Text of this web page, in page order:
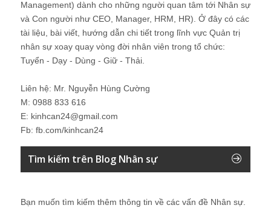
Management) dành cho những người quan tâm tới Nhân sự
và Con người như CEO, Manager, HRM, HR). Ở đây có các
tài liệu, bài viết, hướng dẫn chi tiết trong lĩnh vực Quản trị
nhân sự xoay quay vòng đời nhân viên trong tổ chức:
Tuyển - Dạy - Dùng - Giữ - Thải.
Liên hệ: Mr. Nguyễn Hùng Cường
M: 0988 833 616
E: kinhcan24@gmail.com
Fb: fb.com/kinhcan24
Tìm kiếm trên Blog Nhân sự
Bạn muốn tìm kiếm thêm thông tin về các vấn đề Nhân sự.